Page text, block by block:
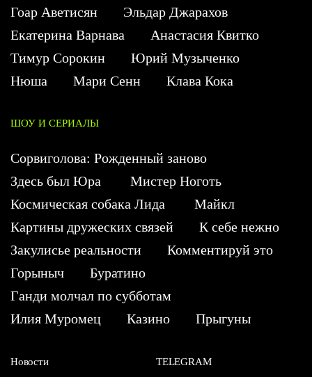
Гоар Аветисян
Эльдар Джарахов
Екатерина Варнава
Анастасия Квитко
Тимур Сорокин
Юрий Музыченко
Нюша
Мари Сенн Клава Кока
ШОУ И СЕРИАЛЫ
Сорвиголова: Рожденный заново
Здесь был Юра
Мистер Ноготь
Космическая собака Лида
Майкл
Картины дружеских связей
К себе нежно
Закулисье реальности
Комментируй это
Горыныч
Буратино
Ганди молчал по субботам
Илия Муромец
Казино Прыгуны
Новости
TELEGRAM